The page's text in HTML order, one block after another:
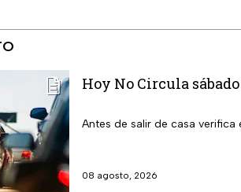
Hoy No Circula
Antes de salir de casa
08 agosto, 2026